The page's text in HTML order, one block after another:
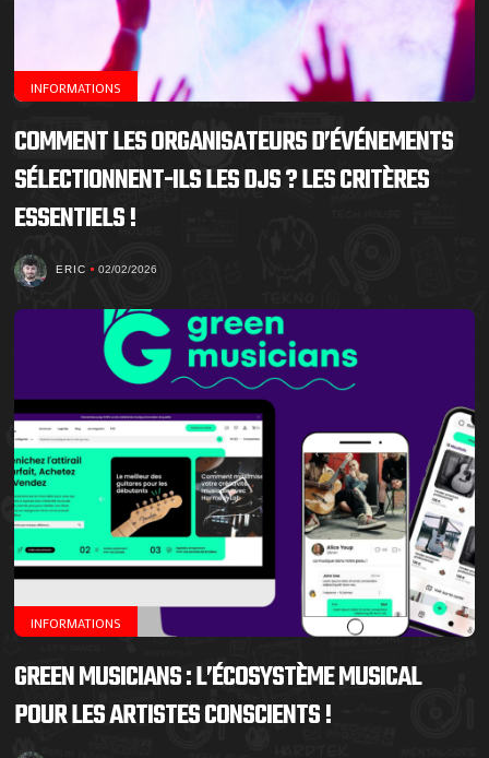
INFORMATIONS
COMMENT LES ORGANISATEURS D’ÉVÉNEMENTS
SÉLECTIONNENT-ILS LES DJS ? LES CRITÈRES
ESSENTIELS !
ERIC 02/02/2026
INFORMATIONS
GREEN MUSICIANS : L’ÉCOSYSTÈME MUSICAL
POUR LES ARTISTES CONSCIENTS !